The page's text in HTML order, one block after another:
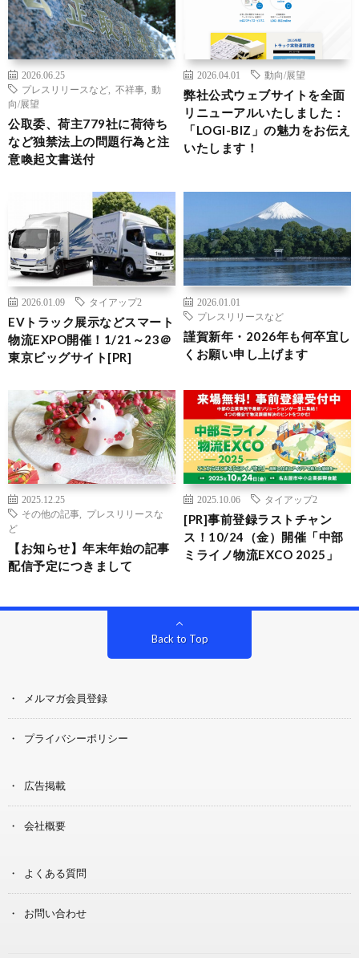
2026.06.25
プレスリリースなど
不祥事
動
向/展望
公取委、荷主779社に荷待ち
など独禁法上の問題行為と注
意喚起文書送付
2026.04.01 動向/展望
弊社公式ウェブサイトを全面
リニューアルいたしました：
「LOGI-BIZ」の魅力をお伝え
いたします！
2026.01.09 タイアップ2
EVトラック展示などスマート
物流EXPO開催！1/21～23＠
東京ビッグサイト[PR]
2026.01.01
プレスリリースなど
謹賀新年・2026年も何卒宜し
くお願い申し上げます
2025.12.25
その他の記事
プレスリリースな
ど
【お知らせ】年末年始の記事
配信予定につきまして
2025.10.06 タイアップ2
[PR]事前登録ラストチャン
ス！10/24（金）開催「中部
ミライノ物流EXCO 2025」
Back to Top
メルマガ会員登録
プライバシーポリシー
広告掲載
会社概要
よくある質問
お問い合わせ